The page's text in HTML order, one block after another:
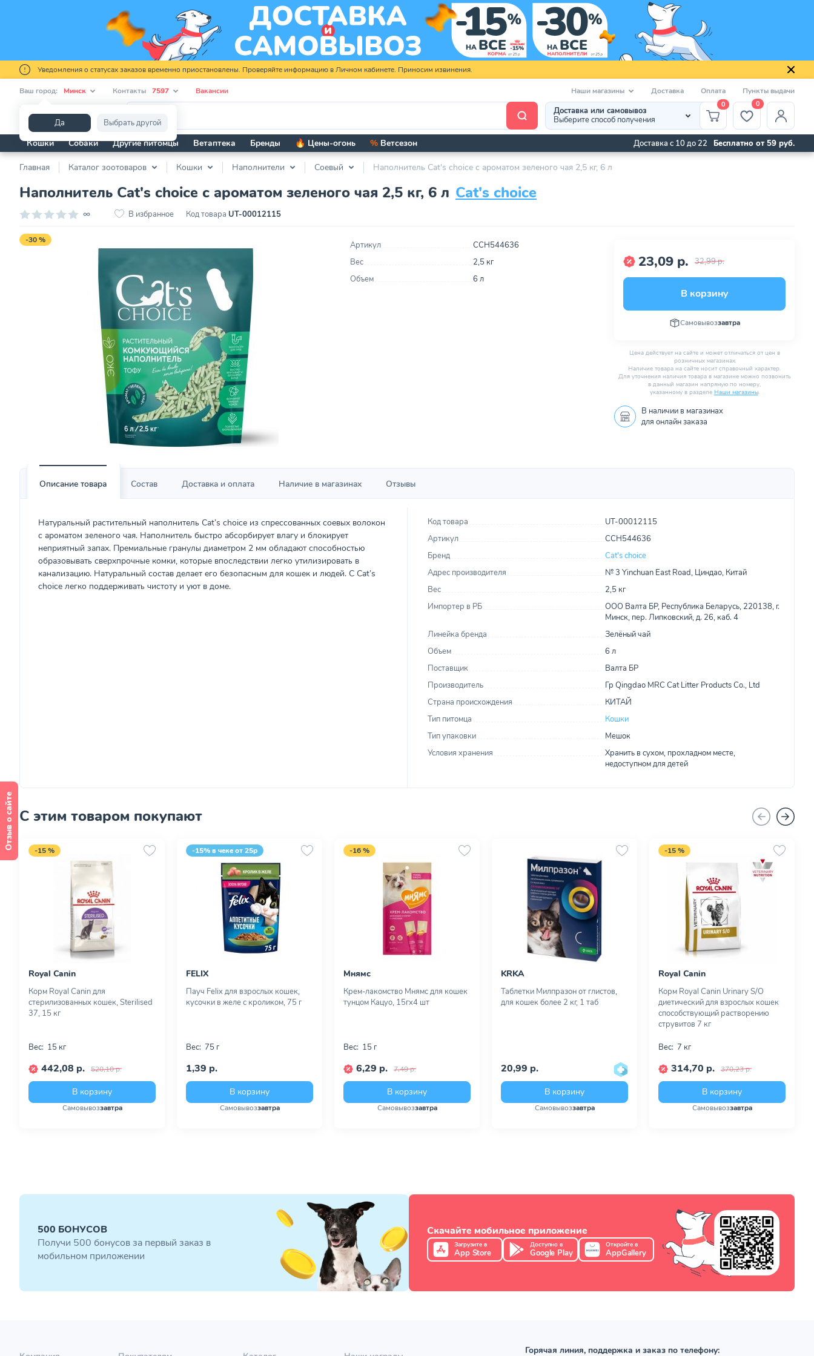
Уведомления о статусах заказов временно приостановлены. Проверяйте информацию в Личном кабинете. Приносим извинения.
Ваш город: Минск
Да Выбрать другой
Контакты 7597 Вакансии Наши магазины Доставка Оплата Пункты выдачи
Доставка или самовывоз
Выберите способ получения
0 0
Кошки Собаки Другие питомцы Ветаптека Бренды 🔥 Цены-огонь % Ветсезон Доставка с 10 до 22 Бесплатно от 59 руб.
Главная Каталог зоотоваров Кошки Наполнители Соевый Наполнитель Cat's choice с ароматом зеленого чая 2,5 кг, 6 л
Наполнитель Cat's choice с ароматом зеленого чая 2,5 кг, 6 л Cat's choice
∞ В избранное Код товара UT-00012115
-30 % Артикул
CCH544636
Вес
2,5 кг
Объем
6 л
23,09 р. 32,99 р.
В корзину
Самовывоззавтра
Цена действует на сайте и может отличаться от цен в
розничных магазинах
Наличие товара на сайте носит справочный характер.
Для уточнения наличия товара в магазине можно позвонить
в данный магазин напрямую по номеру,
указанному в разделе Наши магазины.
В наличии в магазинах
для онлайн заказа
Описание товара Состав Доставка и оплата Наличие в магазинах Отзывы
Натуральный растительный наполнитель Cat’s choice из спрессованных соевых волокон
с ароматом зеленого чая. Наполнитель быстро абсорбирует влагу и блокирует
неприятный запах. Премиальные гранулы диаметром 2 мм обладают способностью
образовывать сверхпрочные комки, которые впоследствии легко утилизировать в
канализацию. Натуральный состав делает его безопасным для кошек и людей. С Cat’s
choice легко поддерживать чистоту и уют в доме.
Код товара
UT-00012115
Артикул
CCH544636
Бренд
Cat's choice
Адрес производителя
№ 3 Yinchuan East Road, Циндао, Китай
Вес
2,5 кг
Импортер в РБ
ООО Валта БР, Республика Беларусь, 220138, г.
Минск, пер. Липковский, д. 26, каб. 4
Линейка бренда
Зелёный чай
Объем
6 л
Поставщик
Валта БР
Производитель
Гр Qingdao MRC Cat Litter Products Co., Ltd
Страна происхождения
КИТАЙ
Тип питомца
Кошки
Тип упаковки
Мешок
Условия хранения
Хранить в сухом, прохладном месте,
недоступном для детей
С этим товаром покупают
-15 %
Royal Canin
Корм Royal Canin для
стерилизованных кошек, Sterilised
37, 15 кг
Вес: 15 кг
442,08 р. 520,10 р.
В корзину
Самовывоззавтра
-15% в чеке от 25р
FELIX
Пауч Felix для взрослых кошек,
кусочки в желе с кроликом, 75 г
Вес: 75 г
1,39 р.
В корзину
Самовывоззавтра
-16 %
Мнямс
Крем-лакомство Мнямс для кошек
тунцом Кацуо, 15гх4 шт
Вес: 15 г
6,29 р. 7,49 р.
В корзину
Самовывоззавтра
KRKA
Таблетки Милпразон от глистов,
для кошек более 2 кг, 1 таб
20,99 р.
В корзину
Самовывоззавтра
-15 %
Royal Canin
Корм Royal Canin Urinary S/O
диетический для взрослых кошек
способствующий растворению
струвитов 7 кг
Вес: 7 кг
314,70 р. 370,23 р.
В корзину
Самовывоззавтра
500 БОНУСОВ
Получи 500 бонусов за первый заказ в
мобильном приложении
Скачайте мобильное приложение
Загрузите в
App Store
Доступно в
Google Play
Откройте в
AppGallery
Горячая линия, поддержка и заказ по телефону:
Отзыв о сайте